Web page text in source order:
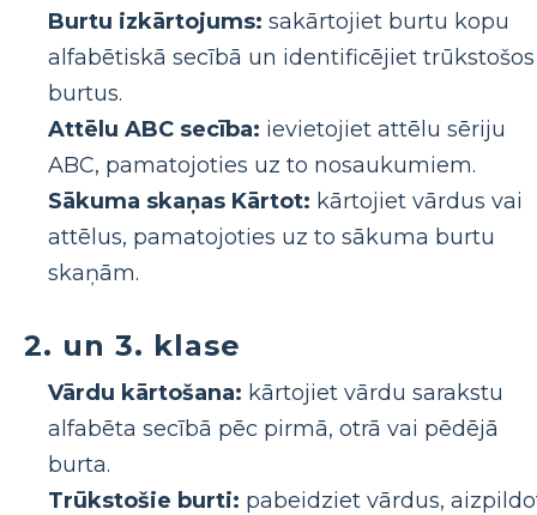
Burtu izkārtojums: sakārtojiet burtu kopu
alfabētiskā secībā un identificējiet trūkstošos
burtus.
Attēlu ABC secība: ievietojiet attēlu sēriju
ABC, pamatojoties uz to nosaukumiem.
Sākuma skaņas Kārtot: kārtojiet vārdus vai
attēlus, pamatojoties uz to sākuma burtu
skaņām.
2. un 3. klase
Vārdu kārtošana: kārtojiet vārdu sarakstu
alfabēta secībā pēc pirmā, otrā vai pēdējā
burta.
Trūkstošie burti: pabeidziet vārdus,